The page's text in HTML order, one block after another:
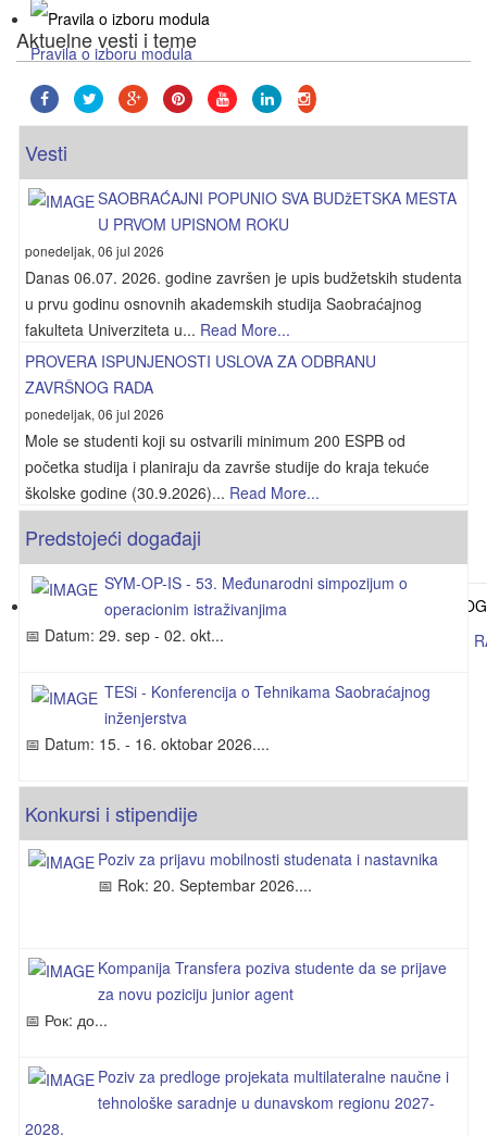
Pravila o izboru modula
za studente prve godine osnovnih akademskih
PROVERA ISPUNJENOSTI USLOVA ZA ODBRANU ZAVRŠNOG
Aktuelne vesti i teme
Vesti
SAOBRAĆAJNI POPUNIO SVA BUDžETSKA MESTA
U PRVOM UPISNOM ROKU
ponedeljak, 06 jul 2026
Danas 06.07. 2026. godine završen je upis budžetskih studenta
u prvu godinu osnovnih akademskih studija Saobraćajnog
fakulteta Univerziteta u... Read More...
PROVERA ISPUNJENOSTI USLOVA ZA ODBRANU
ZAVRŠNOG RADA
ponedeljak, 06 jul 2026
Mole se studenti koji su ostvarili minimum 200 ESPB od
početka studija i planiraju da završe studije do kraja tekuće
školske godine (30.9.2026)... Read More...
Predstojeći događaji
SYM-OP-IS - 53. Međunarodni simpozijum o
operacionim istraživanjima
📅 Datum: 29. sep - 02. okt...
TESi - Konferencija o Tehnikama Saobraćajnog
inženjerstva
📅 Datum: 15. - 16. oktobar 2026....
Konkursi i stipendije
Poziv za prijavu mobilnosti studenata i nastavnika
📅 Rok: 20. Septembar 2026....
Kompanija Transfera poziva studente da se prijave
za novu poziciju junior agent
📅 Рок: до...
Poziv za predloge projekata multilateralne naučne i
tehnološke saradnje u dunavskom regionu 2027-
2028.